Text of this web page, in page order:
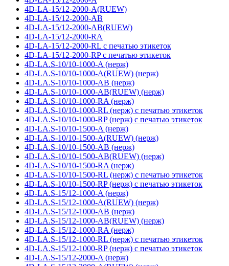
4D-LA-15/12-2000-A(RUEW)
4D-LA-15/12-2000-AB
4D-LA-15/12-2000-AB(RUEW)
4D-LA-15/12-2000-RA
4D-LA-15/12-2000-RL с печатью этикеток
4D-LA-15/12-2000-RP с печатью этикеток
4D-LA.S-10/10-1000-A (нерж)
4D-LA.S-10/10-1000-A(RUEW) (нерж)
4D-LA.S-10/10-1000-AB (нерж)
4D-LA.S-10/10-1000-AB(RUEW) (нерж)
4D-LA.S-10/10-1000-RA (нерж)
4D-LA.S-10/10-1000-RL (нерж) с печатью этикеток
4D-LA.S-10/10-1000-RP (нерж) с печатью этикеток
4D-LA.S-10/10-1500-A (нерж)
4D-LA.S-10/10-1500-A(RUEW) (нерж)
4D-LA.S-10/10-1500-AB (нерж)
4D-LA.S-10/10-1500-AB(RUEW) (нерж)
4D-LA.S-10/10-1500-RA (нерж)
4D-LA.S-10/10-1500-RL (нерж) с печатью этикеток
4D-LA.S-10/10-1500-RP (нерж) с печатью этикеток
4D-LA.S-15/12-1000-A (нерж)
4D-LA.S-15/12-1000-A(RUEW) (нерж)
4D-LA.S-15/12-1000-AB (нерж)
4D-LA.S-15/12-1000-AB(RUEW) (нерж)
4D-LA.S-15/12-1000-RA (нерж)
4D-LA.S-15/12-1000-RL (нерж) с печатью этикеток
4D-LA.S-15/12-1000-RP (нерж) с печатью этикеток
4D-LA.S-15/12-2000-A (нерж)